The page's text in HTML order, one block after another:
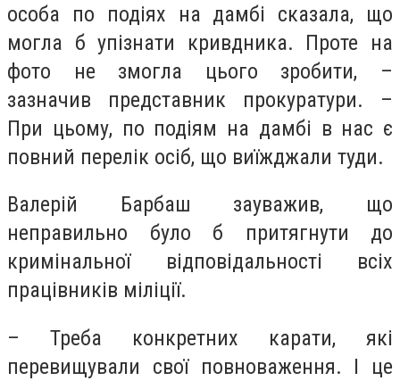
особа по подіях на дамбі сказала, що
могла б упізнати кривдника. Проте на
фото не змогла цього зробити, –
зазначив представник прокуратури. –
При цьому, по подіям на дамбі в нас є
повний перелік осіб, що виїжджали туди.
Валерій Барбаш зауважив, що
неправильно було б притягнути до
кримінальної відповідальності всіх
працівників міліції.
– Треба конкретних карати, які
перевищували свої повноваження. І це